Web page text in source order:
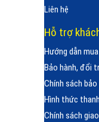
Liên hệ
Hỗ trợ
Hướng dẫn
Bảo hành, đổi
Chính sách
Hình thức
Chính sách